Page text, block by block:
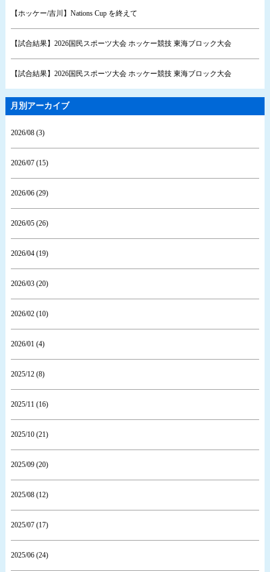
【ホッケー/吉川】Nations Cup を終えて
【試合結果】2026国民スポーツ大会 ホッケー競技 東海ブロック大会
【試合結果】2026国民スポーツ大会 ホッケー競技 東海ブロック大会
月別アーカイブ
2026/08 (3)
2026/07 (15)
2026/06 (29)
2026/05 (26)
2026/04 (19)
2026/03 (20)
2026/02 (10)
2026/01 (4)
2025/12 (8)
2025/11 (16)
2025/10 (21)
2025/09 (20)
2025/08 (12)
2025/07 (17)
2025/06 (24)